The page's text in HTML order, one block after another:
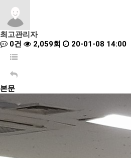
최고관리자
0건
2,059회 20-01-08 14:00
본문